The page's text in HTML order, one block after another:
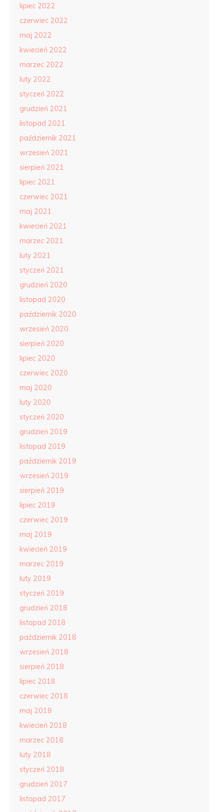
lipiec 2022
czerwiec 2022
maj 2022
kwiecień 2022
marzec 2022
luty 2022
styczeń 2022
grudzień 2021
listopad 2021
październik 2021
wrzesień 2021
sierpień 2021
lipiec 2021
czerwiec 2021
maj 2021
kwiecień 2021
marzec 2021
luty 2021
styczeń 2021
grudzień 2020
listopad 2020
październik 2020
wrzesień 2020
sierpień 2020
lipiec 2020
czerwiec 2020
maj 2020
luty 2020
styczeń 2020
grudzień 2019
listopad 2019
październik 2019
wrzesień 2019
sierpień 2019
lipiec 2019
czerwiec 2019
maj 2019
kwiecień 2019
marzec 2019
luty 2019
styczeń 2019
grudzień 2018
listopad 2018
październik 2018
wrzesień 2018
sierpień 2018
lipiec 2018
czerwiec 2018
maj 2018
kwiecień 2018
marzec 2018
luty 2018
styczeń 2018
grudzień 2017
listopad 2017